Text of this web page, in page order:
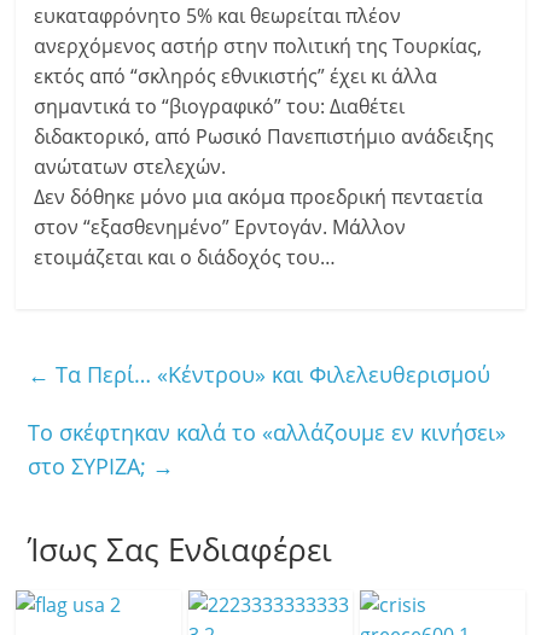
ευκαταφρόνητο 5% και θεωρείται πλέον
ανερχόμενος αστήρ στην πολιτική της Τουρκίας,
εκτός από “σκληρός εθνικιστής” έχει κι άλλα
σημαντικά το “βιογραφικό” του: Διαθέτει
διδακτορικό, από Ρωσικό Πανεπιστήμιο ανάδειξης
ανώτατων στελεχών.
Δεν δόθηκε μόνο μια ακόμα προεδρική πενταετία
στον “εξασθενημένο” Ερντογάν. Μάλλον
ετοιμάζεται και ο διάδοχός του…
← Τα Περί… «Κέντρου» και Φιλελευθερισμού
Το σκέφτηκαν καλά το «αλλάζουμε εν κινήσει»
στο ΣΥΡΙΖΑ; →
Ίσως Σας Ενδιαφέρει